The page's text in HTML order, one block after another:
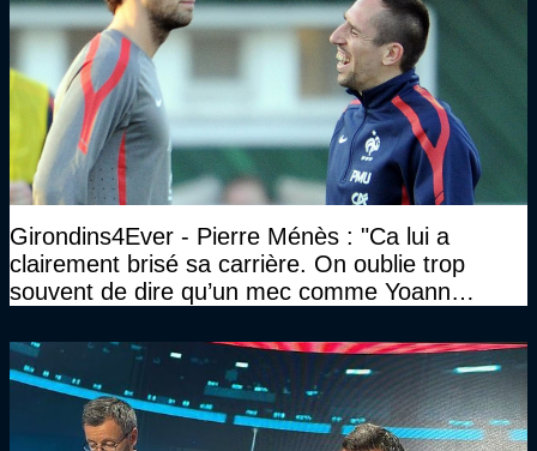
Girondins4Ever - Pierre Ménès : "Ca lui a
clairement brisé sa carrière. On oublie trop
souvent de dire qu’un mec comme Yoann